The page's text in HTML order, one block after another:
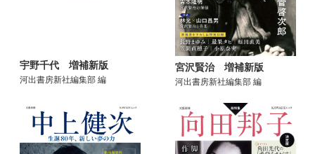
宇野千代 増補新版
河出書房新社編集部 編
宮沢賢治 増補新版
河出書房新社編集部 編